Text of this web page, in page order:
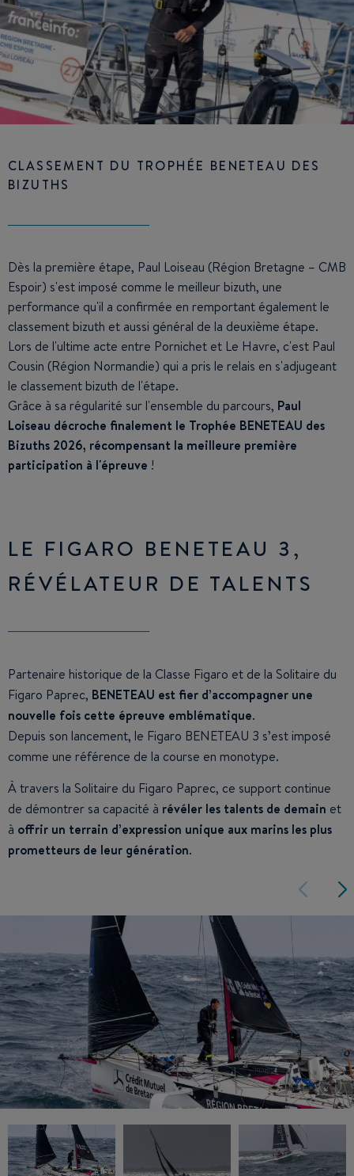
CLASSEMENT DU TROPHÉE BENETEAU DES
BIZUTHS
Dès la première étape, Paul Loiseau (Région Bretagne – CMB
Espoir) s'est imposé comme le meilleur bizuth, une
performance qu'il a confirmée en remportant également le
classement bizuth et aussi général de la deuxième étape.
Lors de l'ultime acte entre Pornichet et Le Havre, c'est Paul
Cousin (Région Normandie) qui a pris le relais en s'adjugeant
le classement bizuth de l'étape.
Grâce à sa régularité sur l'ensemble du parcours, Paul
Loiseau décroche finalement le Trophée BENETEAU des
Bizuths 2026, récompensant la meilleure première
participation à l'épreuve !
LE FIGARO BENETEAU 3,
RÉVÉLATEUR DE TALENTS
Partenaire historique de la Classe Figaro et de la Solitaire du
Figaro Paprec, BENETEAU est fier d’accompagner une
nouvelle fois cette épreuve emblématique.
Depuis son lancement, le Figaro BENETEAU 3 s’est imposé
comme une référence de la course en monotype.
À travers la Solitaire du Figaro Paprec, ce support continue
de démontrer sa capacité à révéler les talents de demain et
à offrir un terrain d’expression unique aux marins les plus
prometteurs de leur génération.